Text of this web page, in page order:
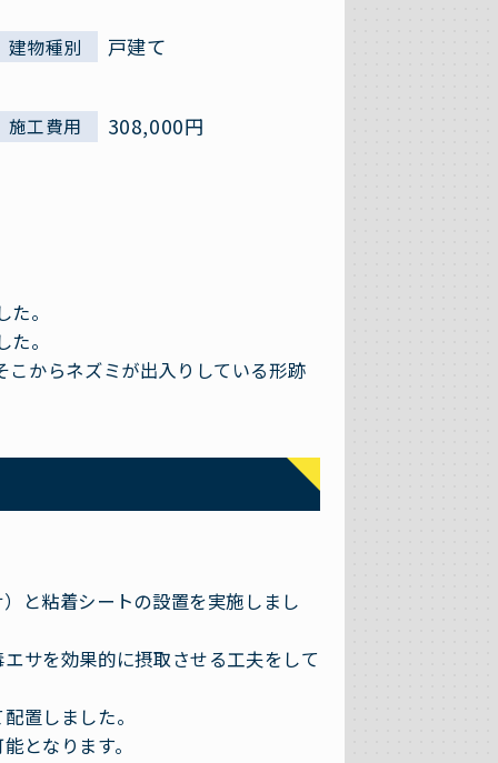
建物種別 戸建て
施工費用 308,000円
。
。
からネズミが出入りしている形跡
と粘着シートの設置を実施しまし
サを効果的に摂取させる工夫をして
置しました。
となります。